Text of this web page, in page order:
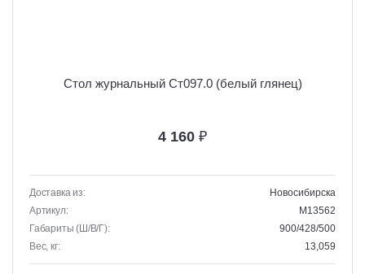
Стол журнальный Ст097.0 (белый глянец)
4 160 ₽
Доставка из:
Новосибирска
Артикул:
M13562
Габариты (Ш/В/Г):
900/428/500
Вес, кг:
13,059